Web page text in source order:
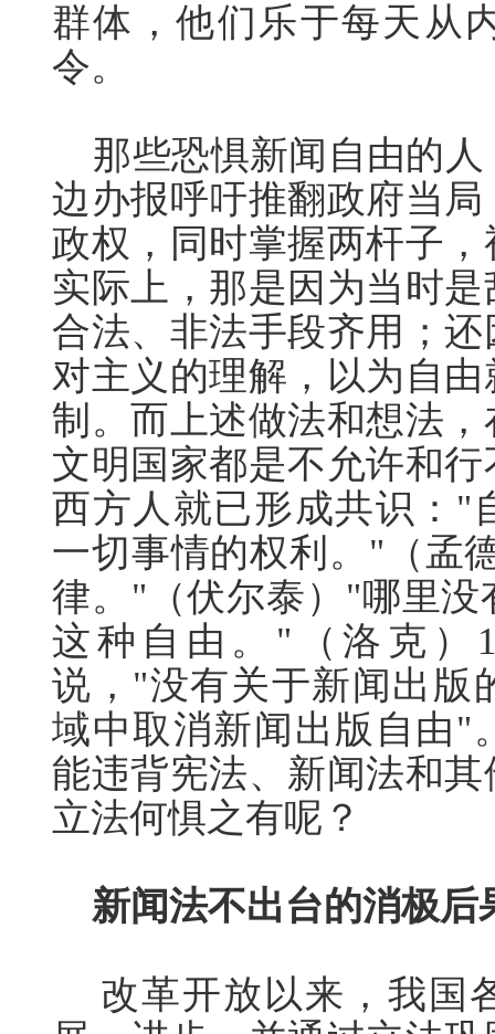
群体，他们乐于每天从
令。
那些恐惧新闻自由的人
边办报呼吁推翻政府当
政权，同时掌握两杆子
实际上，那是因为当时
合法、非法手段齐用；
对主义的理解，以为自
制。而上述做法和想法
文明国家都是不允许和
西方人就已形成共识："
一切事情的权利。"（孟
律。"（伏尔泰）"哪里
这种自由。"（洛克）
说，"没有关于新闻出版
域中取消新闻出版自由"
能违背宪法、新闻法和
立法何惧之有呢？
新闻法不出台的消极后
改革开放以来，我国